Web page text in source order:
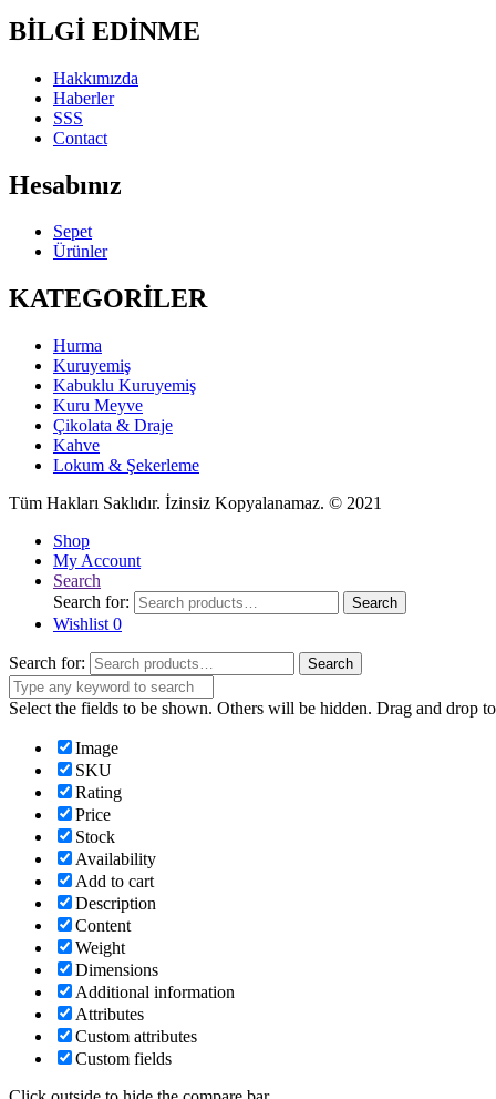
BİLGİ EDİNME
Hakkımızda
Haberler
SSS
Contact
Hesabınız
Sepet
Ürünler
KATEGORİLER
Hurma
Kuruyemiş
Kabuklu Kuruyemiş
Kuru Meyve
Çikolata & Draje
Kahve
Lokum & Şekerleme
Tüm Hakları Saklıdır. İzinsiz Kopyalanamaz. © 2021
Shop
My Account
Search
Search for:
Search
Wishlist 0
Search for: Search
Select the fields to be shown. Others will be hidden. Drag and drop
Image
SKU
Rating
Price
Stock
Availability
Add to cart
Description
Content
Weight
Dimensions
Additional information
Attributes
Custom attributes
Custom fields